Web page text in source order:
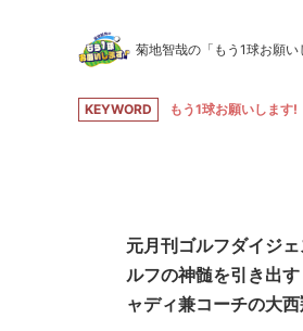
菊地智哉の「もう1球お願い
KEYWORD もう1球お願いします!
元月刊ゴルフダイジ
ルフの神髄を引き出
ャディ兼コーチの大